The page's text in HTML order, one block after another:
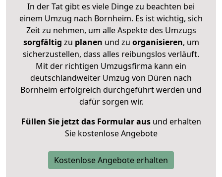
In der Tat gibt es viele Dinge zu beachten bei
einem Umzug nach Bornheim. Es ist wichtig, sich
Zeit zu nehmen, um alle Aspekte des Umzugs
sorgfältig zu planen und zu organisieren, um
sicherzustellen, dass alles reibungslos verläuft.
Mit der richtigen Umzugsfirma kann ein
deutschlandweiter Umzug von Düren nach
Bornheim erfolgreich durchgeführt werden und
dafür sorgen wir.
Füllen Sie jetzt das Formular ausund erhalten
Sie kostenlose Angebote
Kostenlose Angebote erhalten